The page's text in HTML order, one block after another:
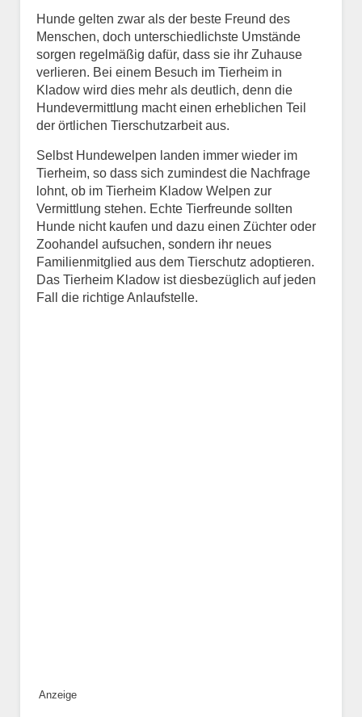
E-Mail*
Informationen über das
Tier.
Art des Tiers*
Hunde gelten zwar als der beste Freund des
Menschen, doch unterschiedlichste Umstände
sorgen regelmäßig dafür, dass sie ihr Zuhause
verlieren. Bei einem Besuch im Tierheim in
Kladow wird dies mehr als deutlich, denn die
Hundevermittlung macht einen erheblichen Teil
der örtlichen Tierschutzarbeit aus.
Selbst Hundewelpen landen immer wieder im
Tierheim, so dass sich zumindest die Nachfrage
lohnt, ob im Tierheim Kladow Welpen zur
Vermittlung stehen. Echte Tierfreunde sollten
Hunde nicht kaufen und dazu einen Züchter oder
Zoohandel aufsuchen, sondern ihr neues
Familienmitglied aus dem Tierschutz adoptieren.
Das Tierheim Kladow ist diesbezüglich auf jeden
Fall die richtige Anlaufstelle.
Anzeige